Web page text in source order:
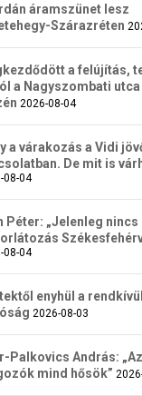
áramszünet lesz
Szárazréten
a felújítás,
a Nagyszombati utca
2026-08-04
a várakozás a Vidi
De mit is
08-04
Péter: „Jelenleg nincs
08-04
enyhül a
2026-08-03
Palkovics András:
mind hősök”